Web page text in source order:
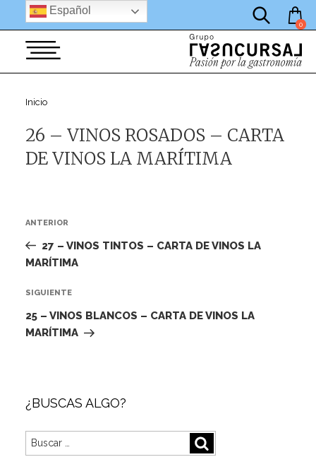
contenido
0
Inicio
26 – VINOS ROSADOS – CARTA
DE VINOS LA MARÍTIMA
entradas
Entrada
anterior:
ANTERIOR
27 – VINOS TINTOS – CARTA DE VINOS LA
MARÍTIMA
Siguiente
entrada
SIGUIENTE
25 – VINOS BLANCOS – CARTA DE VINOS LA
MARÍTIMA
¿BUSCAS ALGO?
Buscar
por:
Español